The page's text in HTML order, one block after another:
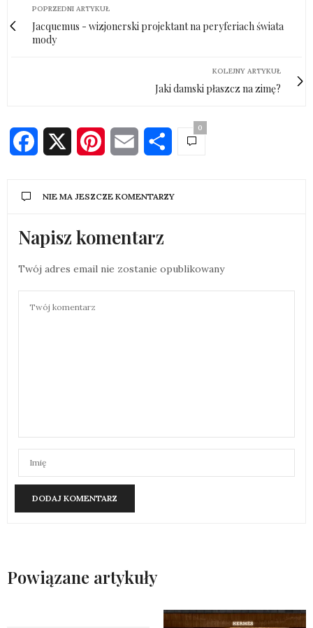
POPRZEDNI ARTYKUŁ
Jacquemus - wizjonerski projektant na peryferiach świata
mody
KOLEJNY ARTYKUŁ
Jaki damski płaszcz na zimę?
Facebook PinterestEmail Share
0
NIE MA JESZCZE KOMENTARZY
Napisz komentarz
Twój adres email nie zostanie opublikowany
Powiązane artykuły